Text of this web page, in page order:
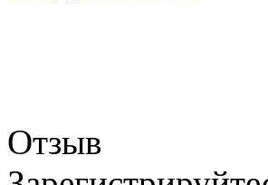
Отзыв